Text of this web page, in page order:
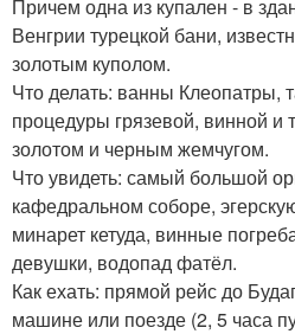
Причем одна из купален - в
Венгрии турецкой бани,
золотым куполом.
Что делать: ванны Клеопатры,
процедуры грязевой, винной и
золотом и черным жемчугом.
Что увидеть: самый большой
кафедральном соборе,
минарет кетуда, винные
девушки, водопад фатёл.
Как ехать: прямой рейс до
машине или поезде (2, 5 часа